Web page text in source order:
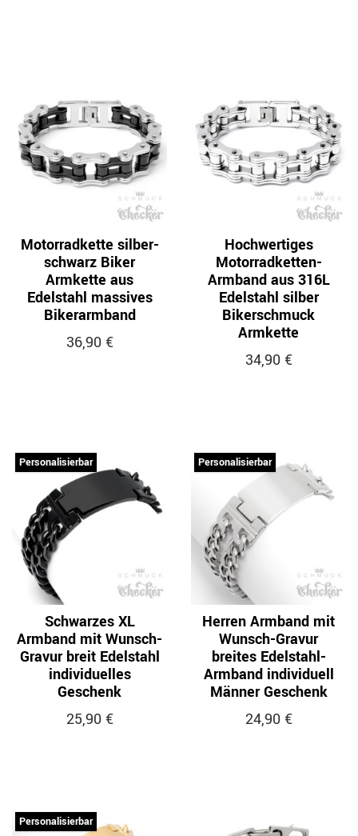
Motorradkette silber-
schwarz Biker
Armkette aus
Edelstahl massives
Bikerarmband
36,90 €
Hochwertiges
Motorradketten-
Armband aus 316L
Edelstahl silber
Bikerschmuck
Armkette
34,90 €
Personalisierbar
Schwarzes XL
Armband mit Wunsch-
Gravur breit Edelstahl
individuelles
Geschenk
25,90 €
Personalisierbar
Herren Armband mit
Wunsch-Gravur
breites Edelstahl-
Armband individuell
Männer Geschenk
24,90 €
Personalisierbar